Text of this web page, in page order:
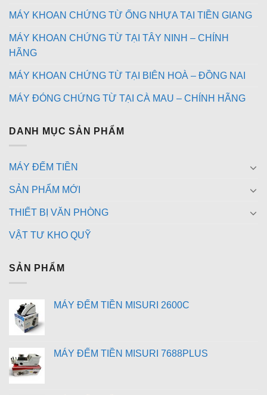
MÁY KHOAN CHỨNG TỪ ỐNG NHỰA TẠI TIỀN GIANG
MÁY KHOAN CHỨNG TỪ TẠI TÂY NINH – CHÍNH
HÃNG
MÁY KHOAN CHỨNG TỪ TẠI BIÊN HOÀ – ĐỒNG NAI
MÁY ĐÓNG CHỨNG TỪ TẠI CÀ MAU – CHÍNH HÃNG
DANH MỤC SẢN PHẨM
MÁY ĐẾM TIỀN
SẢN PHẨM MỚI
THIẾT BỊ VĂN PHÒNG
VẬT TƯ KHO QUỸ
SẢN PHẨM
MÁY ĐẾM TIỀN MISURI 2600C
MÁY ĐẾM TIỀN MISURI 7688PLUS